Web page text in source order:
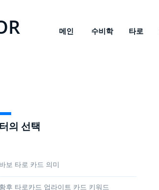
메인 수비학 타로
의 선택
바보 타로 카드 의미
황후 타로카드 업라이트 카드 키워드